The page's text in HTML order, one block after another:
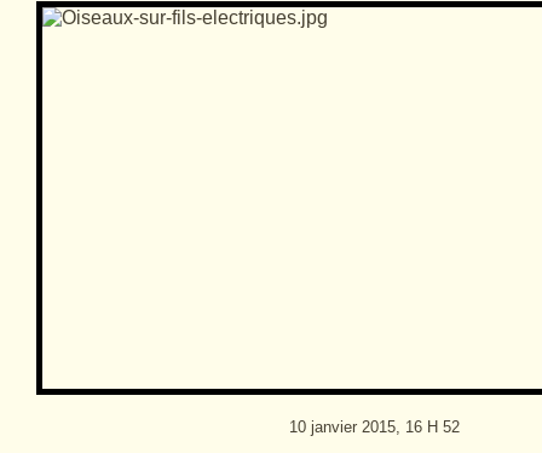
10 janvier 2015, 16 H 52